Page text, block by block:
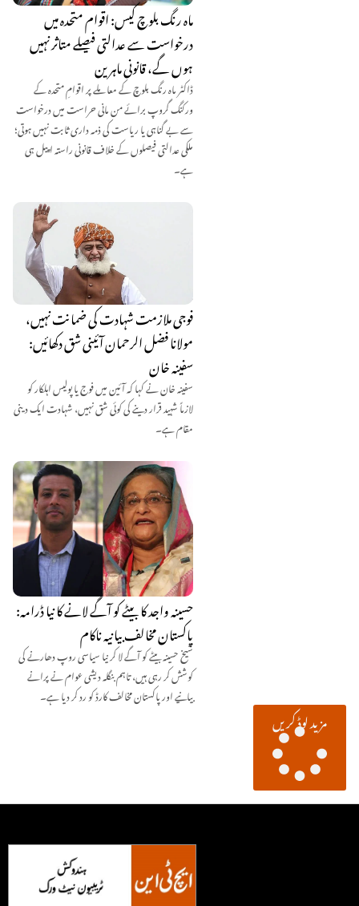
ماہ رنگ بلوچ کیس: اقوام متحدہ میں
درخواست سے عدالتی فیصلے متاثر نہیں
ہوں گے، قانونی ماہرین
ڈاکٹر ماہ رنگ بلوچ کے معاملے پر اقوامِ متحدہ کے
ورکنگ گروپ برائے من مانی حراست میں درخواست
سے بے گناہی یا ریاست کی ذمہ داری ثابت نہیں ہوتی؛
ملکی عدالتی فیصلوں کے خلاف قانونی راستہ اپیل ہی
ہے۔
فوجی ملازمت شہادت کی ضمانت نہیں،
مولانا فضل الرحمان آئینی شق دکھائیں:
سفینہ خان
سفینہ خان نے کہا کہ آئین میں فوج یا پولیس اہلکار کو
لازماً شہید قرار دینے کی کوئی شق نہیں، شہادت ایک دینی
مقام ہے۔
حسینہ واجد کا بیٹے کو آگے لانے کا نیا ڈرامہ:
پاکستان مخالف بیانیہ ناکام
شیخ حسینہ بیٹے کو آگے لا کر نیا سیاسی روپ دھارنے کی
کوشش کر رہی ہیں، تاہم بنگلہ دیشی عوام نے پرانے
بیانیے اور پاکستان مخالف کارڈ کو رد کر دیا ہے۔
مزید لوڈ کریں